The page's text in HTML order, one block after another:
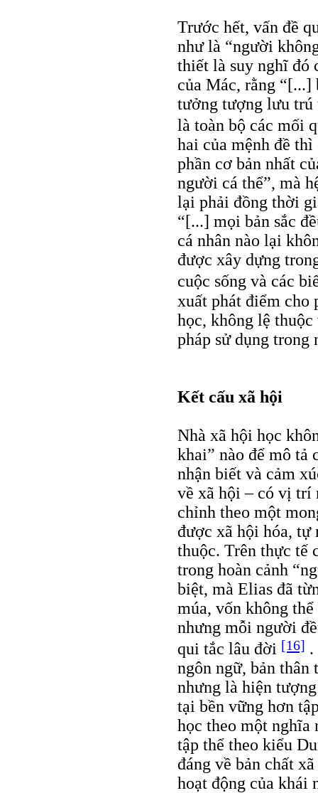
Trước hết, vấn đề
như là “người
thiết là suy nghĩ đó
của Mác, rằng
tưởng tượng lưu trú
là toàn bộ các mối
hai của mệnh đề
phần cơ bản nhất
người cá thể”, mà
lại phải đồng thời
“[...] mọi bản sắc
cá nhân nào lại
được xây dựng
cuộc sống và các
xuất phát điểm cho
học, không lệ
pháp sử dụng trong
Kết cấu xã hội
Nhà xã hội học
khai” nào để mô tả
nhận biết và cảm
về xã hội – có vị trí
chỉnh theo một
được xã hội hóa, tự
thuộc. Trên thực tế
trong hoàn cảnh
biệt, mà Elias đã
múa, vốn không
nhưng mỗi người
qui tắc lâu đời [16] .
ngôn ngữ, bản thân
nhưng là hiện
tại bền vững hơn
học theo một nghĩa
tập thể theo kiểu
đáng về bản chất
hoạt động của khái